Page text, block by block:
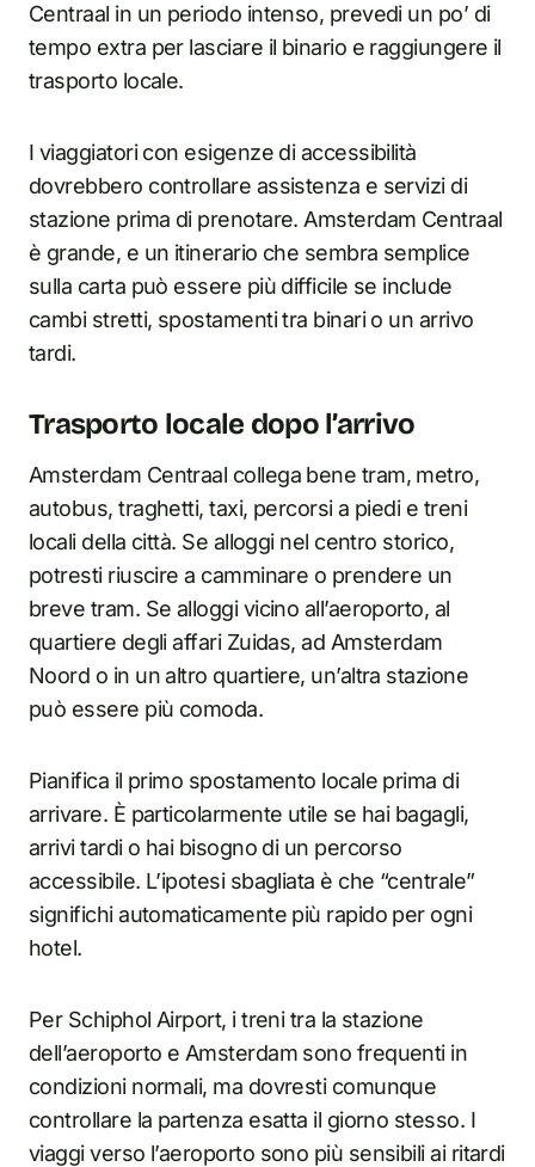
Centraal in un periodo intenso, prevedi un po’ di
tempo extra per lasciare il binario e raggiungere il
trasporto locale.
I viaggiatori con esigenze di accessibilità
dovrebbero controllare assistenza e servizi di
stazione prima di prenotare. Amsterdam Centraal
è grande, e un itinerario che sembra semplice
sulla carta può essere più difficile se include
cambi stretti, spostamenti tra binari o un arrivo
tardi.
Trasporto locale dopo l’arrivo
Amsterdam Centraal collega bene tram, metro,
autobus, traghetti, taxi, percorsi a piedi e treni
locali della città. Se alloggi nel centro storico,
potresti riuscire a camminare o prendere un
breve tram. Se alloggi vicino all’aeroporto, al
quartiere degli affari Zuidas, ad Amsterdam
Noord o in un altro quartiere, un’altra stazione
può essere più comoda.
Pianifica il primo spostamento locale prima di
arrivare. È particolarmente utile se hai bagagli,
arrivi tardi o hai bisogno di un percorso
accessibile. L’ipotesi sbagliata è che “centrale”
significhi automaticamente più rapido per ogni
hotel.
Per Schiphol Airport, i treni tra la stazione
dell’aeroporto e Amsterdam sono frequenti in
condizioni normali, ma dovresti comunque
controllare la partenza esatta il giorno stesso. I
viaggi verso l’aeroporto sono più sensibili ai ritardi